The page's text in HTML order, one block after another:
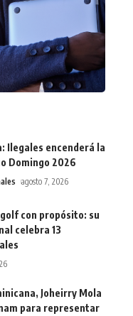
Ilegales encenderá la
Domingo 2026
agosto 7, 2026
con propósito: su
celebra 13
Joheirry Mola
para representar